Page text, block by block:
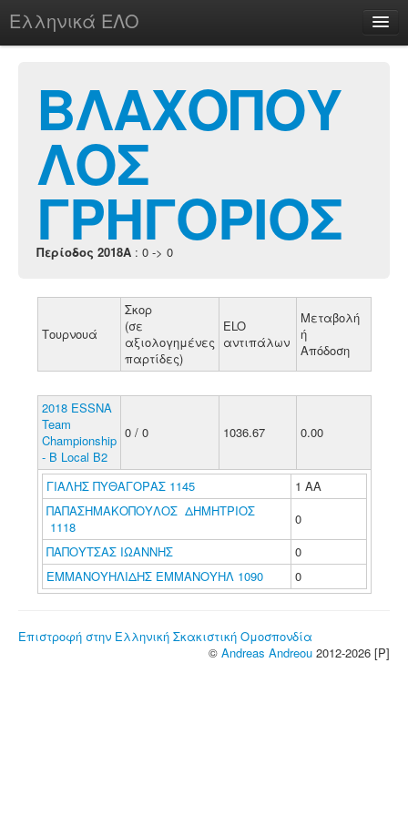
Ελληνικά ΕΛΟ
chesstu.be @ discord
Login
ΒΛΑΧΟΠΟΥ
ΛΟΣ
ΓΡΗΓΟΡΙΟΣ
Περίοδος 2018A : 0 -> 0
Τουρνουά
Σκορ
(σε
αξιολογημένες
παρτίδες)
ELO
αντιπάλων
Μεταβολή
ή
Απόδοση
2018 ESSNA
Team
Championship
- B Local B2
0 / 0 1036.67 0.00
ΓΙΑΛΗΣ ΠΥΘΑΓΟΡΑΣ 1145
1 ΑΑ
ΠΑΠΑΣΗΜΑΚΟΠΟΥΛΟΣ ΔΗΜΗΤΡΙΟΣ
1118
0
ΠΑΠΟΥΤΣΑΣ ΙΩΑΝΝΗΣ
0
ΕΜΜΑΝΟΥΗΛΙΔΗΣ ΕΜΜΑΝΟΥΗΛ 1090
0
Επιστροφή στην Ελληνική Σκακιστική Ομοσπονδία
© Andreas Andreou 2012-2026 [P]